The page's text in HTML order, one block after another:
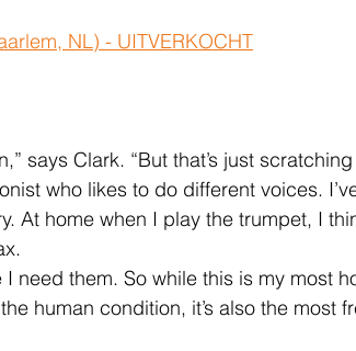
NL) - UITVERKOCHT
says Clark. “But that’s just
who likes to do different voices.
At home when I play the trumpet, I
need them. So while this is my most
human condition, it’s also the most